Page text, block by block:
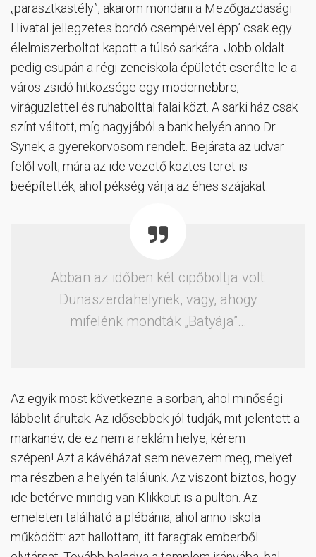
„parasztkastély”, akarom mondani a Mezőgazdasági
Hivatal jellegzetes bordó csempéivel épp’ csak egy
élelmiszerboltot kapott a túlsó sarkára. Jobb oldalt
pedig csupán a régi zeneiskola épületét cserélte le a
város zsidó hitközsége egy modernebbre,
virágüzlettel és ruhabolttal falai közt. A sarki ház csak
színt váltott, míg nagyjából a bank helyén anno Dr.
Synek, a gyerekorvosom rendelt. Bejárata az udvar
felől volt, mára az ide vezető köztes teret is
beépítették, ahol pékség várja az éhes szájakat.
Abban az időben két cipőboltja volt
Dunaszerdahelynek, vagy, ahogy
mifelénk mondták „Batyája”…
Az egyik most következne a sorban, ahol minőségi
lábbelit árultak. Az idősebbek jól tudják, mit jelentett a
markanév, de ez nem a reklám helye, kérem
szépen! Azt a kávéházat sem nevezem meg, melyet
ma részben a helyén találunk. Az viszont biztos, hogy
ide betérve mindig van Klikkout is a pulton. Az
emeleten található a plébánia, ahol anno iskola
működött: azt hallottam, itt faragtak emberből